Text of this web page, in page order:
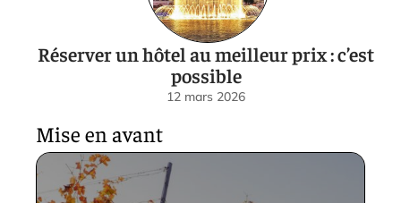
Réserver un hôtel au meilleur prix : c’est
possible
12 mars 2026
Mise en avant